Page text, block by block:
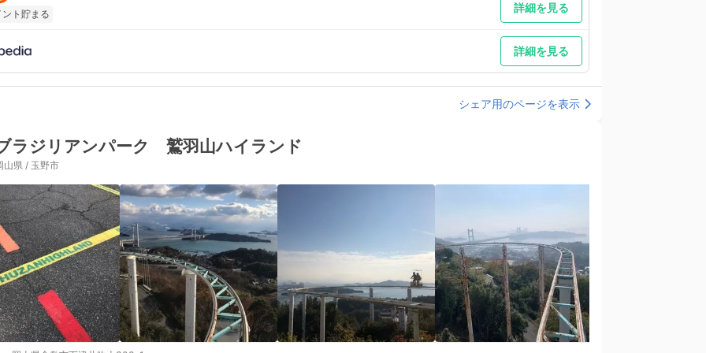
ント貯まる 詳細を見る
詳細を見る
シェア用のページを表示
ラジリアンパーク 鷲羽山ハイランド
山県 / 玉野市